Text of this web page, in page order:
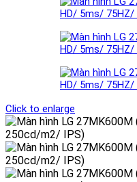
Click to enlarge